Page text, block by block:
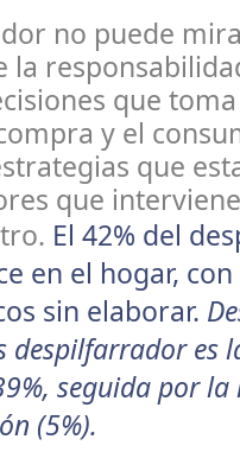
no puede
la
que
y el
que
que
El 42% del
en el hogar,
sin elaborar.
despilfarrador es
seguida por
(5%).